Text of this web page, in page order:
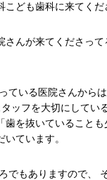
ども歯科に来てくだ
さんが来てくださっ
ている医院さんから
ッフを大切にしてい
歯を抜いていること
ています。
でもありますので、